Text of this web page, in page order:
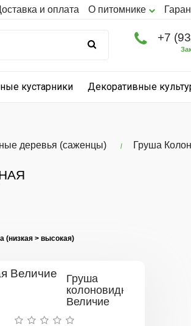
и оплата О питомнике
+7
кустарники Декоративные
деревья (саженцы) Груша
Груша
колоновидная
Величие